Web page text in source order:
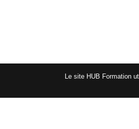
Le site HUB Formation